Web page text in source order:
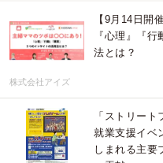
【9月14日開
『心理』『
法とは？
株式会社アイズ
「ストリー
就業支援イベ
しまれる主要